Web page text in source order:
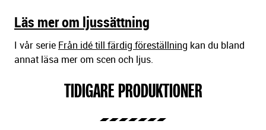
Läs mer om ljussättning
I vår serie Från idé till färdig föreställning kan du bland
annat läsa mer om scen och ljus.
TIDIGARE PRODUKTIONER